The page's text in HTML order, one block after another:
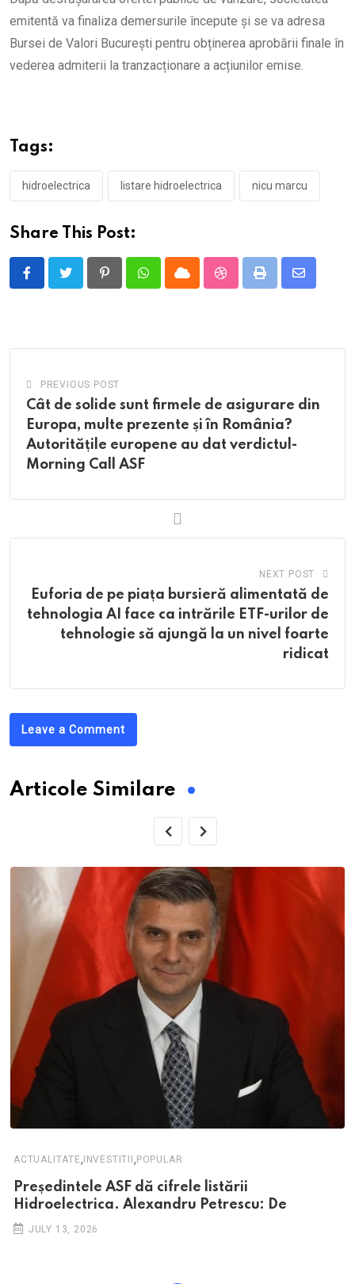
emitentă va finaliza demersurile începute și se va adresa
Bursei de Valori București pentru obținerea aprobării finale în
vederea admiterii la tranzacționare a acțiunilor emise.
Tags:
hidroelectrica listare hidroelectrica nicu marcu
Share This Post:
PinterestWhatsappCloud StumbleUpon
Print
Share
PREVIOUS POST
Cât de solide sunt firmele de asigurare din
Europa, multe prezente și în România?
Autoritățile europene au dat verdictul-
Morning Call ASF
NEXT POST
Euforia de pe piața bursieră alimentată de
tehnologia AI face ca intrările ETF-urilor de
tehnologie să ajungă la un nivel foarte
ridicat
Leave a Comment
Articole Similare
ACTUALITATE, INVESTITII , POPULAR
Președintele ASF dă cifrele listării
Hidroelectrica. Alexandru Petrescu: De
JULY 13, 2026